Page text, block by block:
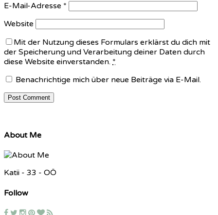
E-Mail-Adresse *
Website
Mit der Nutzung dieses Formulars erklärst du dich mit
der Speicherung und Verarbeitung deiner Daten durch
diese Website einverstanden. *
Benachrichtige mich über neue Beiträge via E-Mail.
About Me
Katii - 33 - OÖ
Follow